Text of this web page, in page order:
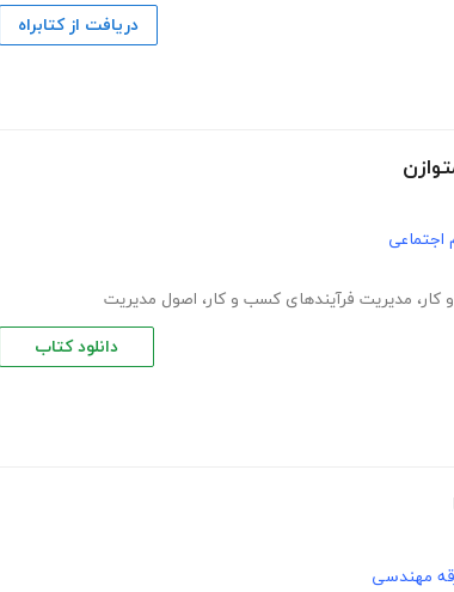
دریافت از کتابراه
اجتماعی
کار، مدیریت فرآیندهای کسب و کار، اصول مدیریت
دانلود کتاب
مهندسی